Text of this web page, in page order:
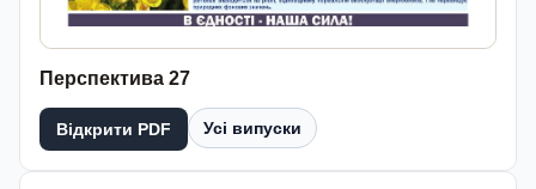
Перспектива 27
Відкрити PDF Усі випуски